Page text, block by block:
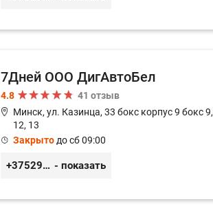
7Дней ООО ДигАвтоБел
4.8
41 отзыв
Минск, ул. Казинца, 33 бокс корпус 9 бокс 9,
12, 13
Закрытодо сб 09:00
+375296518100 - показать